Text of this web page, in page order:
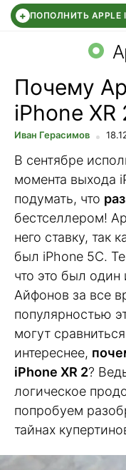
+ ПОПОЛНИТЬ APPLE
СБЕР КИДС
Почему
iPhone XR
Иван Герасимов
В сентябре
момента выхода
подумать, что
бестселлером!
него ставку, так
был iPhone 5C.
что это был
Айфонов за все
популярностью
могут
интереснее,
iPhone XR 2?
логическое
попробуем
тайнах